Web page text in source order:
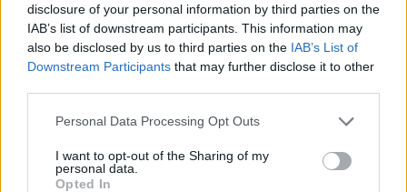
disclosure of your personal information by third parties on the
IAB’s list of downstream participants. This information may
also be disclosed by us to third parties on the IAB’s List of
Downstream Participants that may further disclose it to other
Personal Data Processing Opt Outs
I want to opt-out of the Sharing of my
personal data.
Opted In